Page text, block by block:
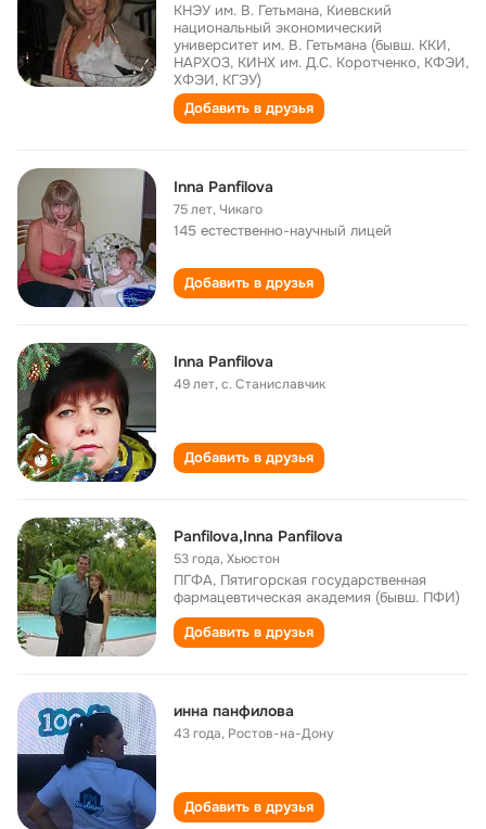
КНЭУ им. В. Гетьмана, Киевский
национальный экономический
университет им. В. Гетьмана (бывш. ККИ,
НАРХОЗ, КИНХ им. Д.С. Коротченко, КФЭИ,
ХФЭИ, КГЭУ)
Добавить в друзья
Inna Panfilova
75 лет,Чикаго
145 естественно-научный лицей
Добавить в друзья
Inna Panfilova
49 лет,с. Станиславчик
Добавить в друзья
Panfilova,Inna Panfilova
53 года,Хьюстон
ПГФА, Пятигорская государственная
фармацевтическая академия (бывш. ПФИ)
Добавить в друзья
инна панфилова
43 года, Ростов-на-Дону
Добавить в друзья